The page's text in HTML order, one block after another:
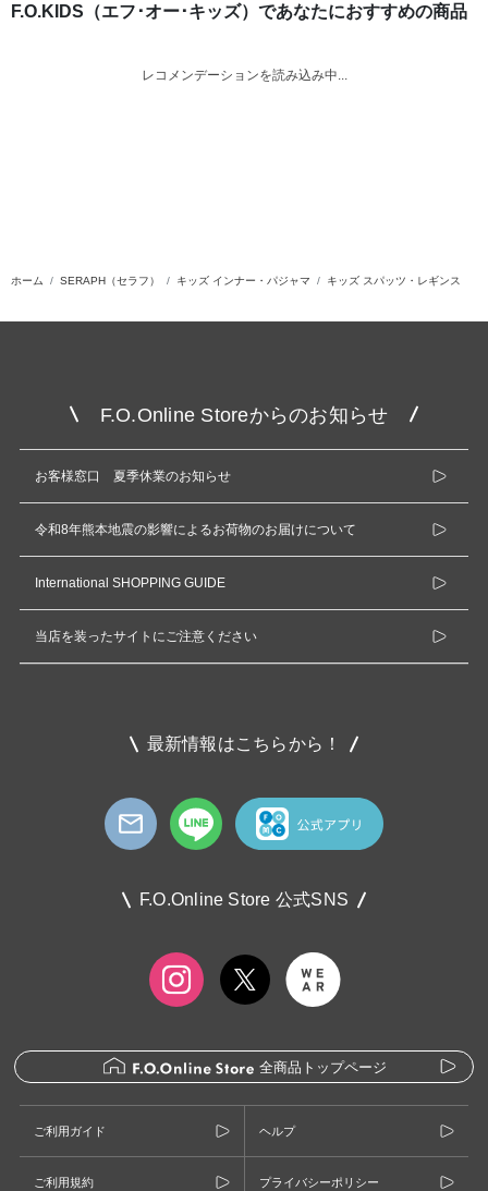
F.O.KIDS（エフ･オー･キッズ）であなたにおすすめの商品
レコメンデーションを読み込み中...
ホーム SERAPH（セラフ） キッズ インナー・パジャマ キッズ スパッツ・レギンス
F.O.Online Storeからのお知らせ
お客様窓口 夏季休業のお知らせ
令和8年熊本地震の影響によるお荷物のお届けについて
International SHOPPING GUIDE
当店を装ったサイトにご注意ください
最新情報はこちらから！
F.O.Online Store 公式SNS
全商品トップページ
ご利用ガイド ヘルプ
ご利用規約 プライバシーポリシー